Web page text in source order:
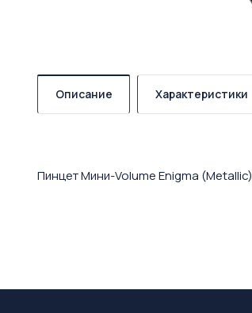
Описание Характеристики
Пинцет Мини-Volume Enigma (Metallic)